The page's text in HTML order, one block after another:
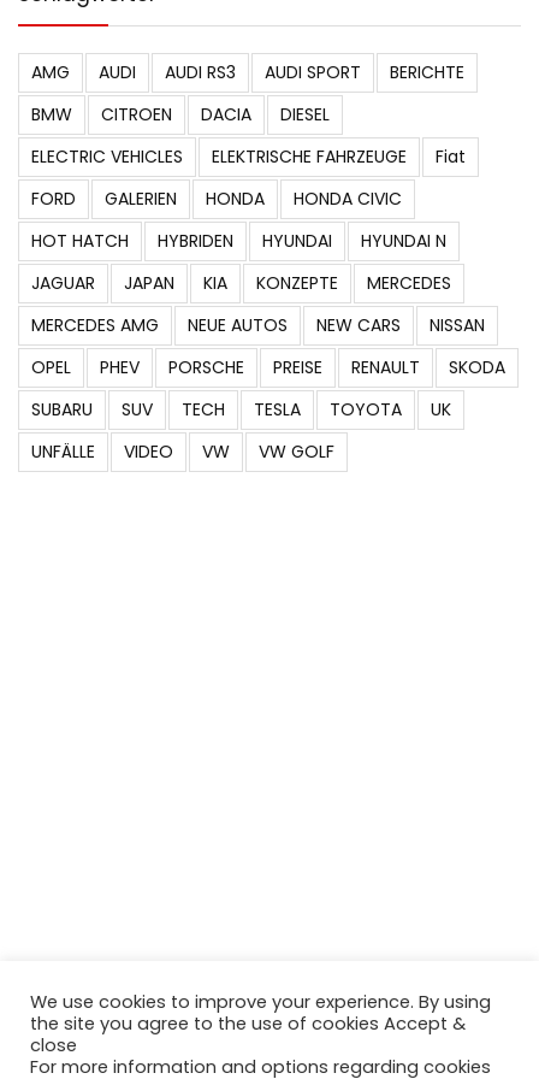
AMG AUDI AUDI RS3 AUDI SPORT
BERICHTE
BMW
CITROEN DACIA
DIESEL
ELECTRIC VEHICLES
ELEKTRISCHE FAHRZEUGE
Fiat
FORD
GALERIEN HONDA
HONDA CIVIC
HOT HATCH
HYBRIDEN HYUNDAI
HYUNDAI N
JAGUAR
JAPAN KIA KONZEPTE
MERCEDES
MERCEDES AMG
NEUE AUTOS NEW CARS
NISSAN
OPEL
PHEV PORSCHE PREISE RENAULT
SKODA
SUBARU
SUV TECH TESLA TOYOTA
UK
UNFÄLLE
VIDEO VW VW GOLF
We use cookies to improve your experience. By using
the site you agree to the use of cookies Accept &
close
For more information and options regarding cookies